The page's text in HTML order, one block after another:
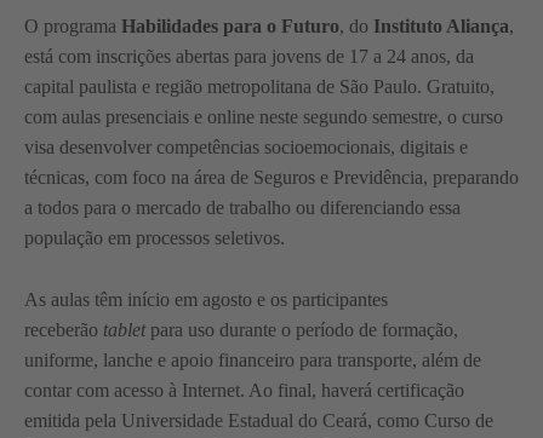
O programa Habilidades para o Futuro, do Instituto Aliança,
está com inscrições abertas para jovens de 17 a 24 anos, da
capital paulista e região metropolitana de São Paulo. Gratuito,
com aulas presenciais e online neste segundo semestre, o curso
visa desenvolver competências socioemocionais, digitais e
técnicas, com foco na área de Seguros e Previdência, preparando
a todos para o mercado de trabalho ou diferenciando essa
população em processos seletivos.
As aulas têm início em agosto e os participantes
receberão tabletpara uso durante o período de formação,
uniforme, lanche e apoio financeiro para transporte, além de
contar com acesso à Internet. Ao final, haverá certificação
emitida pela Universidade Estadual do Ceará, como Curso de